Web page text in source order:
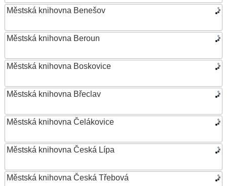
Městská knihovna Benešov
Městská knihovna Beroun
Městská knihovna Boskovice
Městská knihovna Břeclav
Městská knihovna Čelákovice
Městská knihovna Česká Lípa
Městská knihovna Česká Třebová